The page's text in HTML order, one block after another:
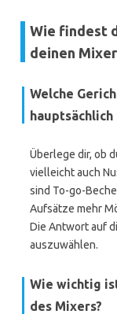
Wie findest
deinen
Welche
Überlege dir, ob
vielleicht auch
sind To-go-
Aufsätze mehr
Die Antwort auf
auszuwählen.
Wie wichtig
des Mixers?